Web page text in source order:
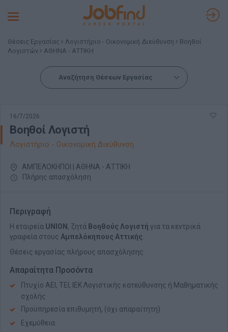
Toggle
Θέσεις Εργασίας Λογιστήριο - Οικονομική Διεύθυνση
Βοηθοί
Λογιστών
ΑΘΗΝΑ - ΑΤΤΙΚΗ
Αναζήτηση Θέσεων Εργασίας
16/7/2026
Βοηθοί Λογιστή
Λογιστήριο - Οικονομική Διεύθυνση
ΑΜΠΕΛΟΚΗΠΟΙ | ΑΘΗΝΑ - ΑΤΤΙΚΗ
Πλήρης απασχόληση
Περιγραφή
Η εταιρεία UNION , ζητά Βοηθούς Λογιστή για τα κεντρικά
γραφεία στους Αμπελόκηπους Αττικής
Θέσεις εργασίας πλήρους απασχόλησης.
Απαραίτητα Προσόντα
Πτυχίο ΑΕΙ, ΤΕΙ, ΙΕΚ Λογιστικής κατεύθυνσης ή Μαθηματικής
σχολής
Προϋπηρεσία επιθυμητή, (όχι απαραίτητη)
Εχεμύθεια